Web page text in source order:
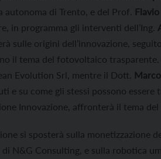
autonoma di Trento, e del Prof.
in programma gli interventi dell’Ing.
sulle origini dell’innovazione,
il tema del fotovoltaico
Evolution Srl, mentre il Dott.
e su come gli stessi possono
Innovazione, affronterà il tema
si sposterà sulla monetizzazione
di N&G Consulting, e sulla robotica